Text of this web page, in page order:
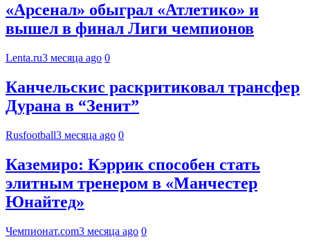
«Арсенал» обыграл «Атлетико» и
вышел в финал Лиги чемпионов
Lenta.ru3 месяца ago 0
Канчельскис раскритиковал трансфер
Дурана в “Зенит”
Rusfootball3 месяца ago 0
Каземиро: Кэррик способен стать
элитным тренером в «Манчестер
Юнайтед»
Чемпионат.com3 месяца ago 0